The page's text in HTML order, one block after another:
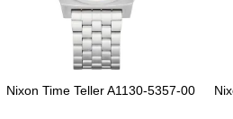
Nixon Time Teller A1130-5357-00